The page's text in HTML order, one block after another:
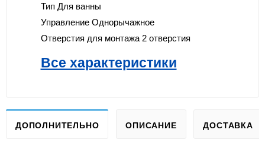
Тип Для ванны
Управление Однорычажное
Отверстия для монтажа 2 отверстия
Все характеристики
ДОПОЛНИТЕЛЬНО ОПИСАНИЕ ДОСТАВКА